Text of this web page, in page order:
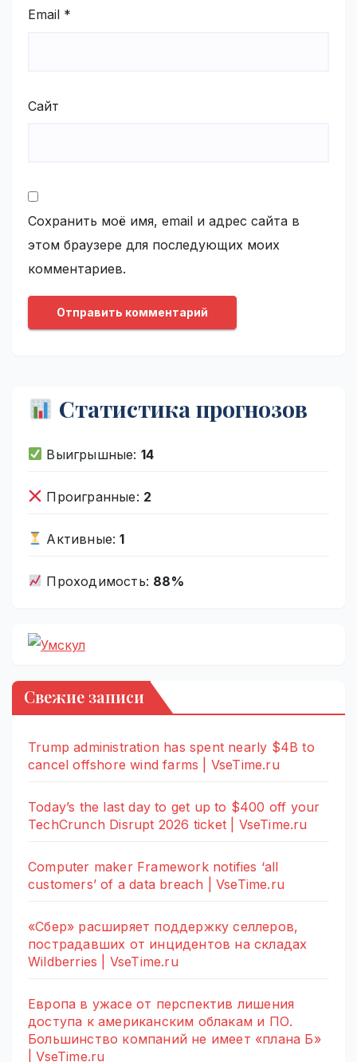
Email *
Сайт
Сохранить моё имя, email и адрес сайта в
этом браузере для последующих моих
комментариев.
Статистика прогнозов
Выигрышные: 14
Проигранные: 2
Активные:1
Проходимость: 88%
Свежие записи
Trump administration has spent nearly $4B to
cancel offshore wind farms | VseTime.ru
Today’s the last day to get up to $400 off your
TechCrunch Disrupt 2026 ticket | VseTime.ru
Computer maker Framework notifies ‘all
customers’ of a data breach | VseTime.ru
«Сбер» расширяет поддержку селлеров,
пострадавших от инцидентов на складах
Wildberries | VseTime.ru
Европа в ужасе от перспектив лишения
доступа к американским облакам и ПО.
Большинство компаний не имеет «плана Б»
| VseTime.ru